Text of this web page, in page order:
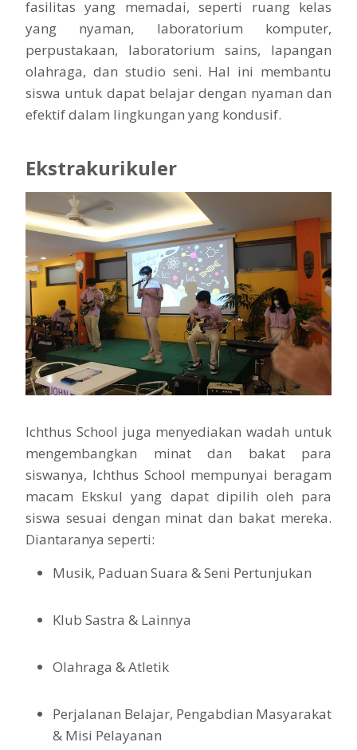
fasilitas yang memadai, seperti ruang kelas
yang nyaman, laboratorium komputer,
perpustakaan, laboratorium sains, lapangan
olahraga, dan studio seni. Hal ini membantu
siswa untuk dapat belajar dengan nyaman dan
efektif dalam lingkungan yang kondusif.
Ekstrakurikuler
Ichthus School juga menyediakan wadah untuk
mengembangkan minat dan bakat para
siswanya, Ichthus School mempunyai beragam
macam Ekskul yang dapat dipilih oleh para
siswa sesuai dengan minat dan bakat mereka.
Diantaranya seperti:
Musik, Paduan Suara & Seni Pertunjukan
Klub Sastra & Lainnya
Olahraga & Atletik
Perjalanan Belajar, Pengabdian Masyarakat
& Misi Pelayanan